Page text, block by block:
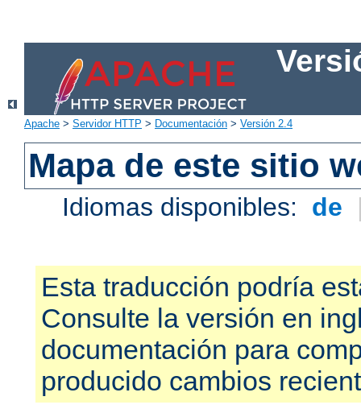
Apache > Servidor HTTP > Documentación > Versión 2.4
Mapa de este sitio
Idiomas disponibles: de
Esta traducción podría
Consulte la versión en
documentación para
producido cambios